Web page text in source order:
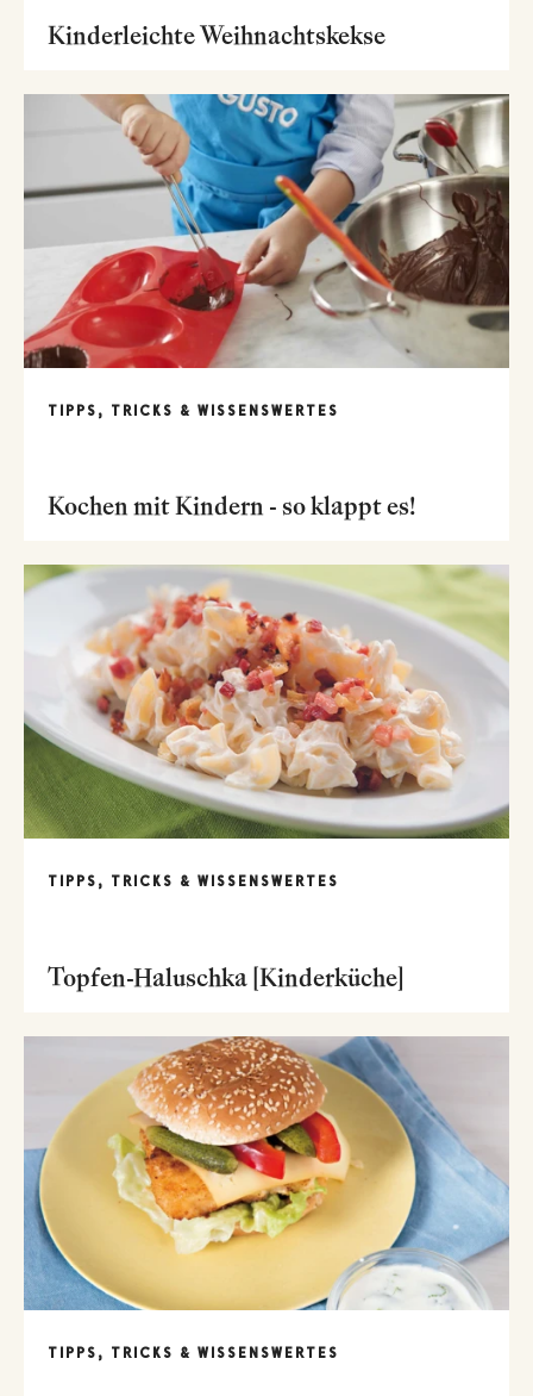
Kinderleichte Weihnachtskekse
TIPPS, TRICKS & WISSENSWERTES
Kochen mit Kindern - so klappt es!
TIPPS, TRICKS & WISSENSWERTES
Topfen-Haluschka [Kinderküche]
TIPPS, TRICKS & WISSENSWERTES